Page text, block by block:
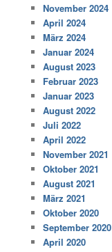
November 2024
April 2024
März 2024
Januar 2024
August 2023
Februar 2023
Januar 2023
August 2022
Juli 2022
April 2022
November 2021
Oktober 2021
August 2021
März 2021
Oktober 2020
September 2020
April 2020